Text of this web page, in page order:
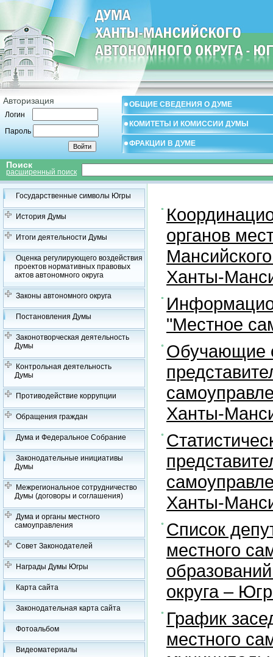
Авторизация
Логин
Пароль
ОБЩИЕ СВЕДЕНИЯ О ДУМЕ
КОМИТЕТЫ И КОМИССИИ ДУМЫ
ФРАКЦИИ В ДУМЕ
Поиск
расширенный поиск
Государственные символы Югры
История Думы
Итоги деятельности Думы
Оценка регулирующего воздействия
проектов нормативных правовых
актов автономного округа
Законы автономного округа
Постановления Думы
Законотворческая деятельность
Думы
Контрольная деятельность
Думы
Противодействие коррупции
Обращения граждан
Дума и Федеральное Собрание
Законодательные инициативы
Думы
Межрегиональное сотрудничество
Думы (договоры и соглашения)
Дума и органы местного
самоуправления
Совет Законодателей
Награды Думы Югры
Карта сайта
Законодательная карта сайта
Фотоальбом
Видеоматериалы
органов
Ханты-
"Местное
Обучающие
Ханты-
Ханты-
Список
местного
округа –
График
местного